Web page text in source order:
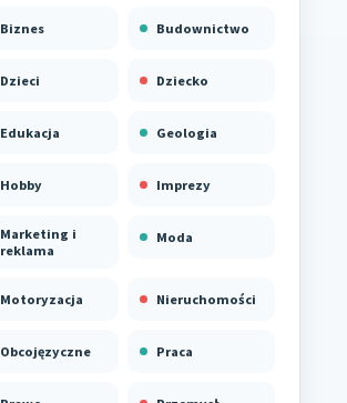
Biznes Budownictwo
Dzieci Dziecko
Edukacja Geologia
Hobby Imprezy
Marketing i
reklama
Moda
Motoryzacja Nieruchomości
Obcojęzyczne Praca